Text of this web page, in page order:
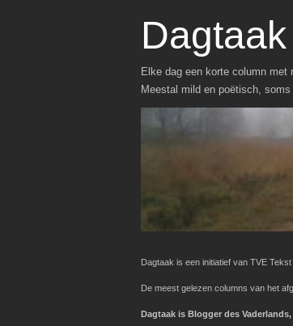
Dagtaak
Elke dag een korte column
Meestal mild en poëtisch,
Dagtaak is een initiatief van TVE Tekst
De meest gelezen columns van het
Dagtaak is Blogger des